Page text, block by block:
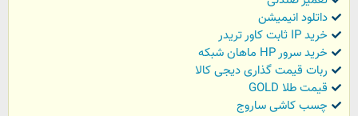
داتلود انیمیشن
خرید IP ثابت کاور تریدر
خرید سرور HP ماهان شبکه
ربات قیمت گذاری دیجی کالا
قیمت طلا GOLD
چسب کاشی ساروج